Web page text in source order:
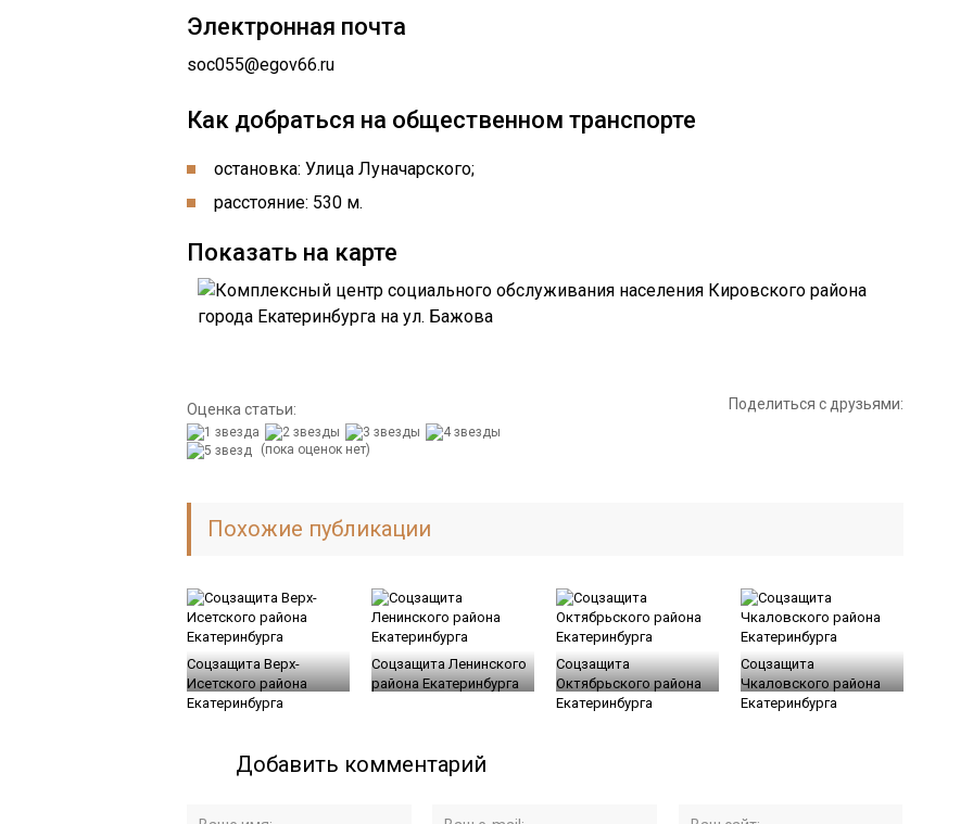
Электронная почта
soc055@egov66.ru
Как добраться на общественном транспорте
остановка: Улица Луначарского;
расстояние: 530 м.
Показать на карте
Оценка статьи:
(пока оценок нет)
Поделиться с друзьями:
Похожие публикации
Соцзащита Верх-
Исетского района
Екатеринбурга
Соцзащита Ленинского
района Екатеринбурга
Соцзащита
Октябрьского района
Екатеринбурга
Соцзащита
Чкаловского района
Екатеринбурга
Добавить комментарий